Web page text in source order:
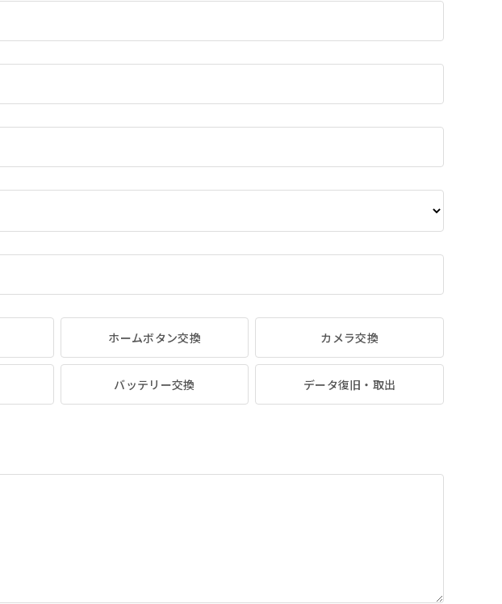
ホームボタン交換 カメラ交換
バッテリー交換 データ復旧・取出